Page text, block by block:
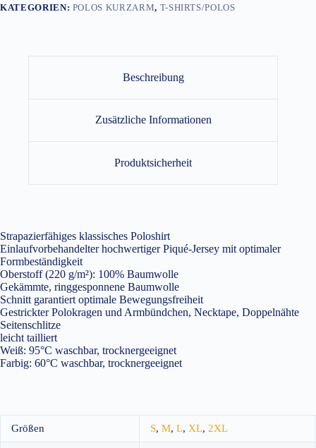
KATEGORIEN: POLOS KURZARM, T-SHIRTS/POLOS
Beschreibung
Zusätzliche Informationen
Produktsicherheit
Strapazierfähiges klassisches Poloshirt
Einlaufvorbehandelter hochwertiger Piqué-Jersey mit optimaler
Formbeständigkeit
Oberstoff (220 g/m²): 100% Baumwolle
Gekämmte, ringgesponnene Baumwolle
Schnitt garantiert optimale Bewegungsfreiheit
Gestrickter Polokragen und Armbündchen, Necktape, Doppelnähte
Seitenschlitze
leicht tailliert
Weiß: 95°C waschbar, trocknergeeignet
Farbig: 60°C waschbar, trocknergeeignet
Größen S, M, L, XL, 2XL